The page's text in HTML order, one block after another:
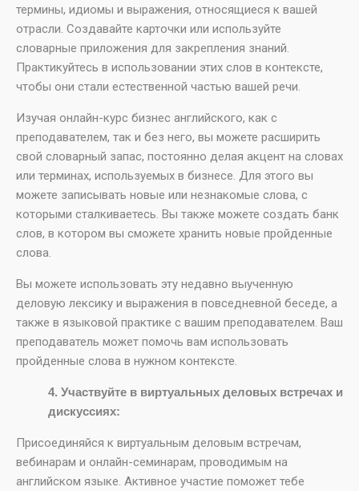
термины, идиомы и выражения, относящиеся к вашей
отрасли. Создавайте карточки или используйте
словарные приложения для закрепления знаний.
Практикуйтесь в использовании этих слов в контексте,
чтобы они стали естественной частью вашей речи.
Изучая онлайн-курс бизнес английского, как с
преподавателем, так и без него, вы можете расширить
свой словарный запас, постоянно делая акцент на словах
или терминах, используемых в бизнесе. Для этого вы
можете записывать новые или незнакомые слова, с
которыми сталкиваетесь. Вы также можете создать банк
слов, в котором вы сможете хранить новые пройденные
слова.
Вы можете использовать эту недавно выученную
деловую лексику и выражения в повседневной беседе, а
также в языковой практике с вашим преподавателем. Ваш
преподаватель может помочь вам использовать
пройденные слова в нужном контексте.
4. Участвуйте в виртуальных деловых встречах и
дискуссиях:
Присоединяйся к виртуальным деловым встречам,
вебинарам и онлайн-семинарам, проводимым на
английском языке. Активное участие поможет тебе